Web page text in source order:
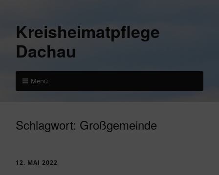
Kreisheimatpflege
Dachau
Menü
Schlagwort: Großgemeinde
12. MAI 2022